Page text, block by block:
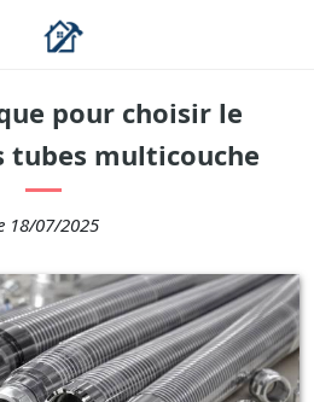
pour choisir le
tubes multicouche
18/07/2025